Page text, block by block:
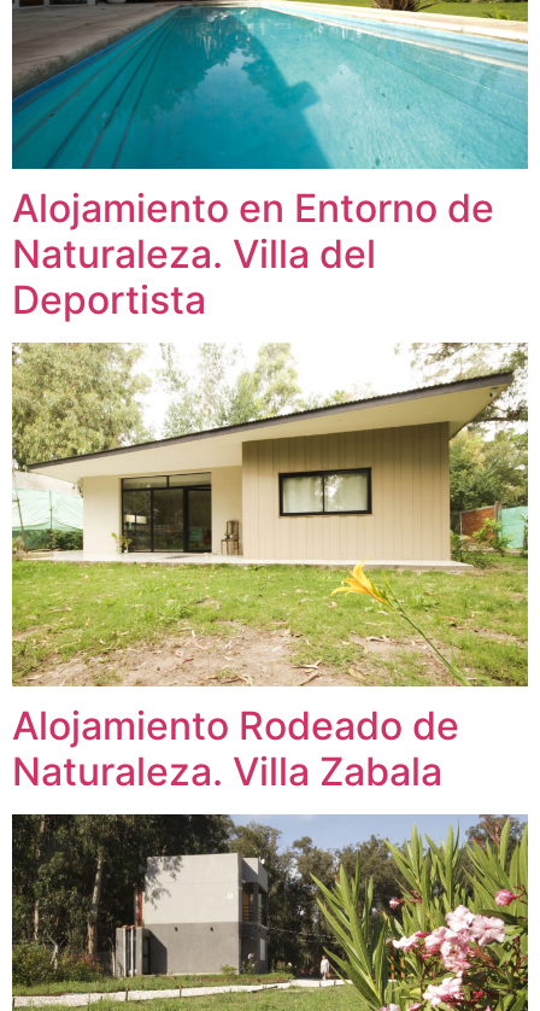
Alojamiento en Entorno de
Naturaleza. Villa del
Deportista
Alojamiento Rodeado de
Naturaleza. Villa Zabala